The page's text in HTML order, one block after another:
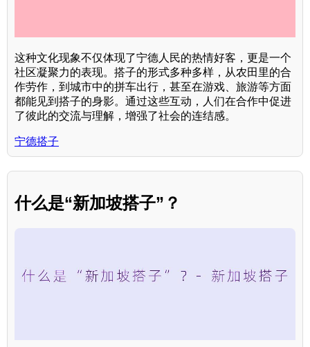
这种文化现象不仅体现了宁德人民的热情好客，更是一个
社区凝聚力的表现。搭子的形式多种多样，从农田里的合
作劳作，到城市中的拼车出行，甚至在游戏、旅游等方面
都能见到搭子的身影。通过这些互动，人们在合作中促进
了彼此的交流与理解，增强了社会的连结感。
宁德搭子
什么是“新加坡搭子”？